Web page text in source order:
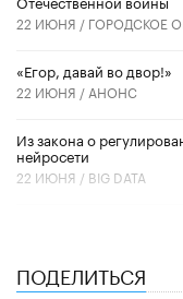
22 ИЮНЯ / ГОРОДСКОЕ
«Егор, давай во двор!»
22 ИЮНЯ / АНОНС
Из закона о
нейросети
22 ИЮНЯ / BIG DATA
ПОДЕЛИТЬСЯ